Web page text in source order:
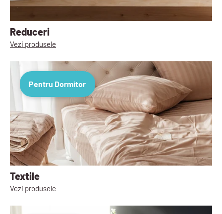
Reduceri
Vezi produsele
Pentru Dormitor
Textile
Vezi produsele